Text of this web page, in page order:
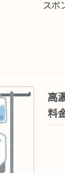
スポ
高
料